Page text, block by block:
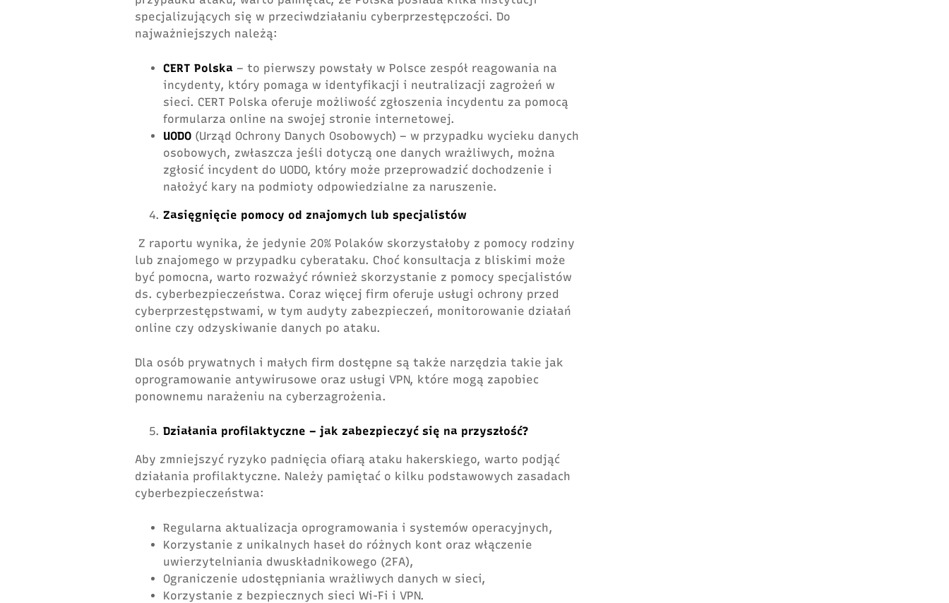
specjalizujących się w przeciwdziałaniu cyberprzestępczości. Do
najważniejszych należą:
CERT Polska – to pierwszy powstały w Polsce zespół reagowania na
incydenty, który pomaga w identyfikacji i neutralizacji zagrożeń w
sieci. CERT Polska oferuje możliwość zgłoszenia incydentu za pomocą
formularza online na swojej stronie internetowej.
UODO (Urząd Ochrony Danych Osobowych) – w przypadku wycieku danych
osobowych, zwłaszcza jeśli dotyczą one danych wrażliwych, można
zgłosić incydent do UODO, który może przeprowadzić dochodzenie i
nałożyć kary na podmioty odpowiedzialne za naruszenie.
Zasięgnięcie pomocy od znajomych lub specjalistów
Z raportu wynika, że jedynie 20% Polaków skorzystałoby z pomocy rodziny
lub znajomego w przypadku cyberataku. Choć konsultacja z bliskimi może
być pomocna, warto rozważyć również skorzystanie z pomocy specjalistów
ds. cyberbezpieczeństwa. Coraz więcej firm oferuje usługi ochrony przed
cyberprzestępstwami, w tym audyty zabezpieczeń, monitorowanie działań
online czy odzyskiwanie danych po ataku.
Dla osób prywatnych i małych firm dostępne są także narzędzia takie jak
oprogramowanie antywirusowe oraz usługi VPN, które mogą zapobiec
ponownemu narażeniu na cyberzagrożenia.
Działania profilaktyczne – jak zabezpieczyć się na przyszłość?
Aby zmniejszyć ryzyko padnięcia ofiarą ataku hakerskiego, warto podjąć
działania profilaktyczne. Należy pamiętać o kilku podstawowych zasadach
cyberbezpieczeństwa:
Regularna aktualizacja oprogramowania i systemów operacyjnych,
Korzystanie z unikalnych haseł do różnych kont oraz włączenie
uwierzytelniania dwuskładnikowego (2FA),
Ograniczenie udostępniania wrażliwych danych w sieci,
Korzystanie z bezpiecznych sieci Wi-Fi i VPN.